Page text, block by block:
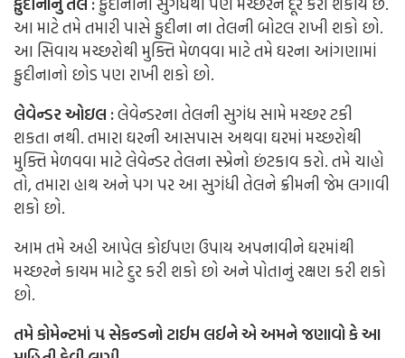
આ માટે તમે તમારી પાસે ફુદીના ના તેલની બોટલ રાખી શકો છો.
આ સિવાય મચ્છરોથી મુક્તિ મેળવવા માટે તમે ઘરના આંગણામાં
ફુદીનાનો છોડ પણ રાખી શકો છો.
લેવેન્ડર ઓઇલ :લેવેન્ડરના તેલની સુગંધ સામે મચ્છર ટકી
શકતા નથી. તમારા ઘરની આસપાસ અથવા ઘરમાં મચ્છરોથી
મુક્તિ મેળવવા માટે લેવેન્ડર તેલના સ્પ્રેનો છંટકાવ કરો. તમે ચાહો
તો, તમારા હાથ અને પગ પર આ સુગંધી તેલને ક્રીમની જેમલગાવી
શકો છો.
આમ તમે અહી આપેલ કોઈપણ ઉપાય અપનાવીને ઘરમાંથી
મચ્છરને કાયમ માટે દુર કરી શકો છો અને પોતાનું રક્ષણ કરી શકો
છો.
તમે કોમેન્ટમાં ૫ સેકન્ડનો ટાઈમ લઈને એ અમને જણાવો કે આ